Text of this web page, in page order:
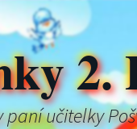
2.
učitelky